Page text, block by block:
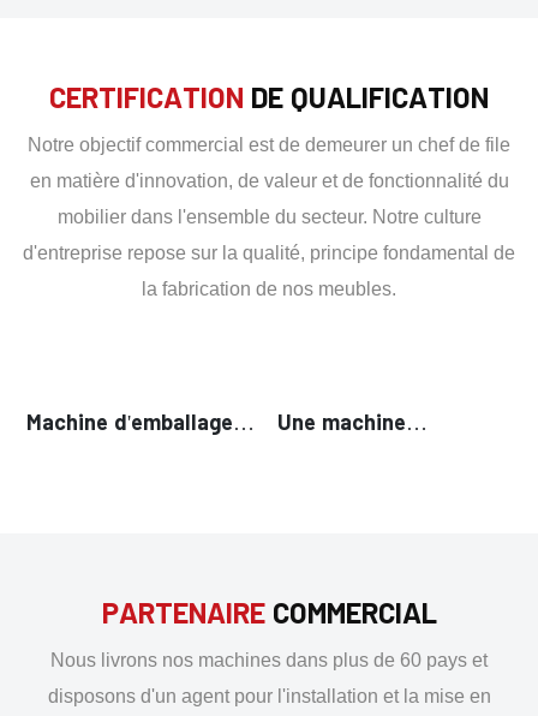
CERTIFICATION DE QUALIFICATION
Notre objectif commercial est de demeurer un chef de file
en matière d'innovation, de valeur et de fonctionnalité du
mobilier dans l'ensemble du secteur. Notre culture
d'entreprise repose sur la qualité, principe fondamental de
la fabrication de nos meubles.
Machine d'emballage
Une machine
PARTENAIRECOMMERCIAL
Nous livrons nos machines dans plus de 60 pays et
disposons d'un agent pour l'installation et la mise en